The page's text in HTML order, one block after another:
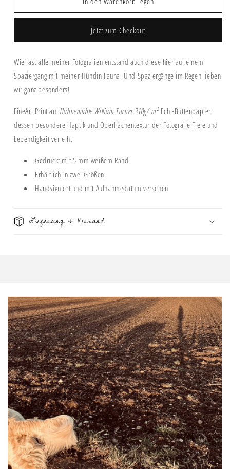
&quot;HAPPY
Print
&quot;HAPPY
TEARS&quot;
Jetzt zum Checkout
Wie fast alle meiner Fotografien entstand auch diese hier auf einem
Spaziergang mit meiner Hündin Fauna. Und Spaziergänge im Regen lieben
wir ganz besonders!
FineArt Print aufHahnemühle William Turner 310g/m²Echt-Büttenpapier,
dessen besondere Haptik und Oberflächentextur der Fotografie Tiefe und
Lebendigkeit verleiht.
Gedruckt mit 5 mm weißem Rand
Erhältlich in zwei Größen
Handsigniert und mit Aufnahmedatum versehen
Lieferung & Versand